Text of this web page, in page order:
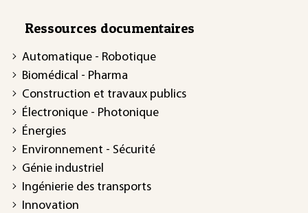
Ressources documentaires
Automatique - Robotique
Biomédical - Pharma
Construction et travaux publics
Électronique - Photonique
Énergies
Environnement - Sécurité
Génie industriel
Ingénierie des transports
Innovation